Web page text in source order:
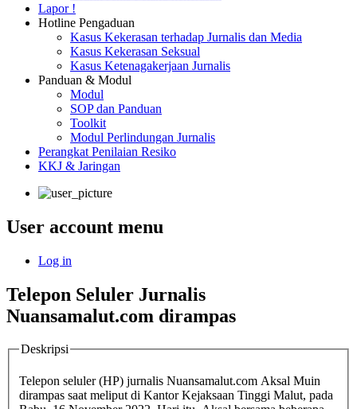
Lapor !
Hotline Pengaduan
Kasus Kekerasan terhadap Jurnalis dan Media
Kasus Kekerasan Seksual
Kasus Ketenagakerjaan Jurnalis
Panduan & Modul
Modul
SOP dan Panduan
Toolkit
Modul Perlindungan Jurnalis
Perangkat Penilaian Resiko
KKJ & Jaringan
User account menu
Log in
Telepon Seluler Jurnalis
Nuansamalut.com dirampas
Deskripsi
Telepon seluler (HP) jurnalis Nuansamalut.com Aksal Muin
dirampas saat meliput di Kantor Kejaksaan Tinggi Malut, pada